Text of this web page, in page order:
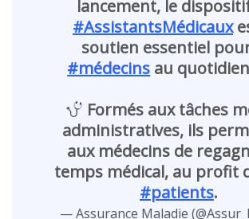
lancement, le
#AssistantsMédicaux
soutien essentiel
#médecins au quotidien
Formés aux tâches
administratives, ils
aux médecins de
temps médical, au profit
#patients.
— Assurance Maladie